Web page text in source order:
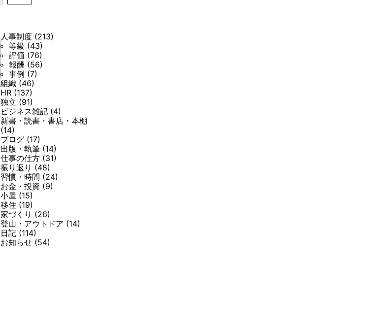
人事制度(213)
等級 (43)
評価 (76)
報酬 (56)
事例 (7)
組織(46)
HR(137)
独立 (91)
ビジネス雑記(4)
新書・読書・書店・本棚
(14)
ブログ(17)
出版・執筆(14)
仕事の仕方(31)
振り返り (48)
習慣・時間 (24)
お金・投資 (9)
小屋 (15)
移住 (19)
家づくり (26)
登山・アウトドア (14)
日記(114)
お知らせ(54)